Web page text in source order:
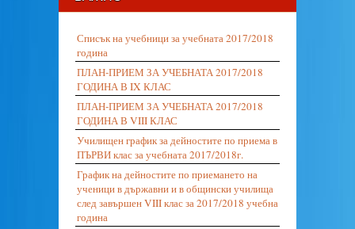
Списък на учебници за учебната 2017/2018
година
ПЛАН-ПРИЕМ ЗА УЧЕБНАТА 2017/2018
ГОДИНА В IX КЛАС
ПЛАН-ПРИЕМ ЗА УЧЕБНАТА 2017/2018
ГОДИНА В VIII КЛАС
Училищен график за дейностите по приема в
ПЪРВИ клас за учебната 2017/2018г.
График на дейностите по приемането на
ученици в държавни и в общински училища
след завършен VIII клас за 2017/2018 учебна
година